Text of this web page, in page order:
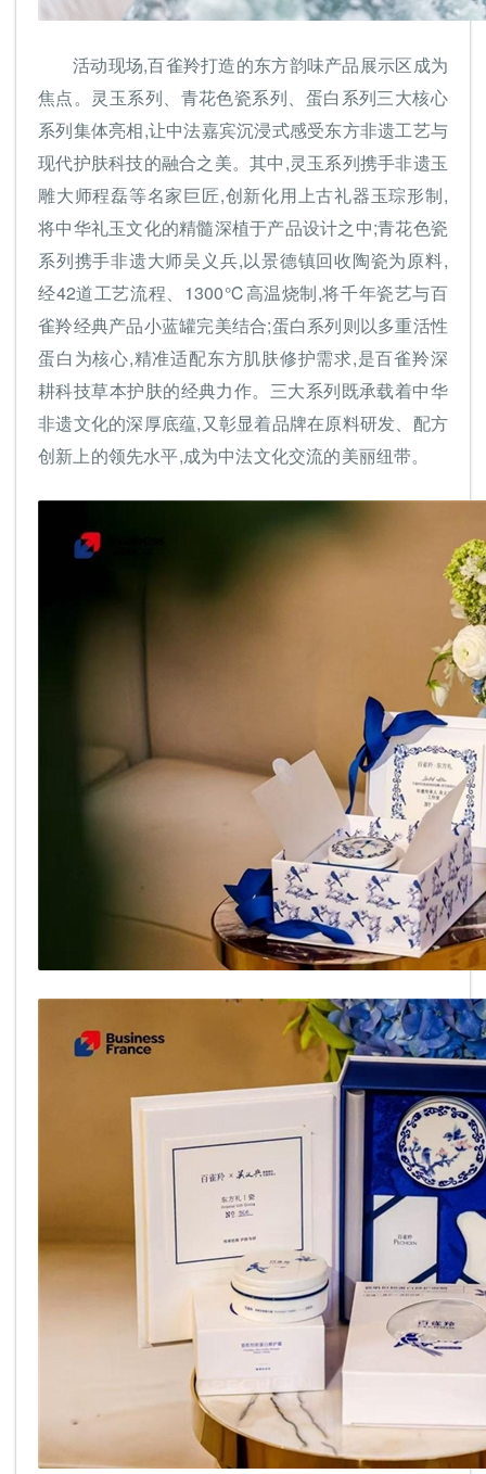
活动现场,百雀羚打造的东方韵味产品展示区成为
焦点。灵玉系列、青花色瓷系列、蛋白系列三大核心
系列集体亮相,让中法嘉宾沉浸式感受东方非遗工艺与
现代护肤科技的融合之美。其中,灵玉系列携手非遗玉
雕大师程磊等名家巨匠,创新化用上古礼器玉琮形制,
将中华礼玉文化的精髓深植于产品设计之中;青花色瓷
系列携手非遗大师吴义兵,以景德镇回收陶瓷为原料,
经42道工艺流程、1300℃高温烧制,将千年瓷艺与百
雀羚经典产品小蓝罐完美结合;蛋白系列则以多重活性
蛋白为核心,精准适配东方肌肤修护需求,是百雀羚深
耕科技草本护肤的经典力作。三大系列既承载着中华
非遗文化的深厚底蕴,又彰显着品牌在原料研发、配方
创新上的领先水平,成为中法文化交流的美丽纽带。